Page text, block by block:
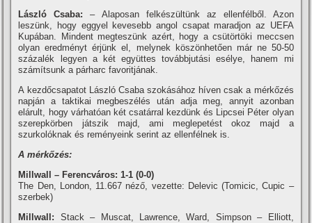
László Csaba: – Alaposan felkészültünk az ellenfélből. Azon
leszünk, hogy eggyel kevesebb angol csapat maradjon az UEFA
Kupában. Mindent megteszünk azért, hogy a csütörtöki meccsen
olyan eredményt érjünk el, melynek köszönhetően már ne 50-50
százalék legyen a két együttes továbbjutási esélye, hanem mi
számí­tsunk a párharc favoritjának.
A kezdőcsapatot László Csaba szokásához hí­ven csak a mérkőzés
napján a taktikai megbeszélés után adja meg, annyit azonban
elárult, hogy várhatóan két csatárral kezdünk és Lipcsei Péter olyan
szerepkörben játszik majd, ami meglepetést okoz majd a
szurkolóknak és reményeink serint az ellenfélnek is.
A mérkőzés:
Millwall – Ferencváros: 1-1 (0-0)
The Den, London, 11.667 néző, vezette: Delevic (Tomicic, Cupic –
szerbek)
Millwall: Stack – Muscat, Lawrence, Ward, Simpson – Elliott,